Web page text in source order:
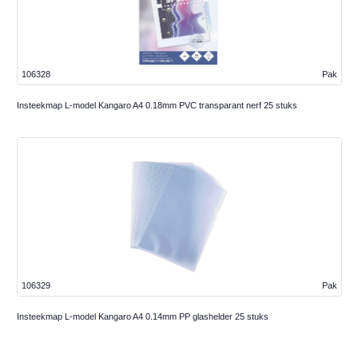
Pak
106328
Insteekmap L-model Kangaro A4 0.18mm PVC transparant nerf 25 stuks
Pak
106329
Insteekmap L-model Kangaro A4 0.14mm PP glashelder 25 stuks